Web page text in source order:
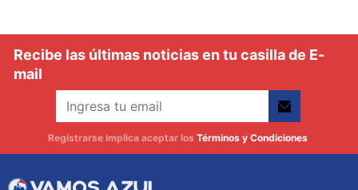
Recibe las últimas noticias en tu casilla de E-
mail
Registrarse implica aceptar los Términos y Condiciones